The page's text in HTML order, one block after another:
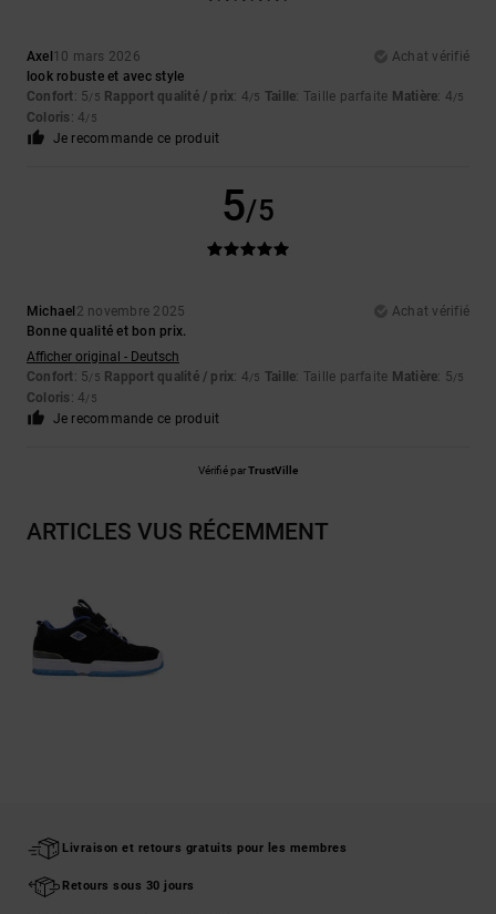
Axel 10 mars 2026
Achat vérifié
look robuste et avec style
Confort: 5/5 Rapport qualité / prix: 4/5 Taille: Taille parfaite Matière: 4/5
Coloris: 4/5
Je recommande ce produit
5/5
Michael 2 novembre 2025
Achat vérifié
Bonne qualité et bon prix.
Afficher original - Deutsch
Confort: 5/5 Rapport qualité / prix: 4/5 Taille: Taille parfaite Matière: 5/5
Coloris: 4/5
Je recommande ce produit
Vérifié parTrustVille
ARTICLES VUS RÉCEMMENT
Livraison et retours gratuits pour les membres
Retours sous 30 jours